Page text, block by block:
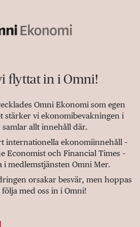
flyttat in i Omni!
Omni Ekonomi som egen
stärker vi ekonomibevakningen i
samlar allt innehåll där.
internationella ekonomiinnehåll –
Economist och Financial Times –
medlemstjänsten Omni Mer.
orsakar besvär, men hoppas
med oss in i Omni!